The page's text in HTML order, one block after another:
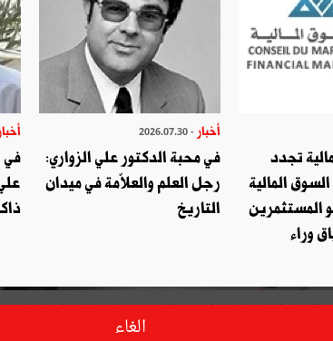
العادية لمليارات من البشر و كانت لها تداعيات
تجدد
المالية
المستثمرين
وراء
أخبار - 2026.07.30
في محبة الدكتور علي الزواري:
رجل العلم والعلاّمة في ميدان
التاريخ
أخبار
في
الغاء